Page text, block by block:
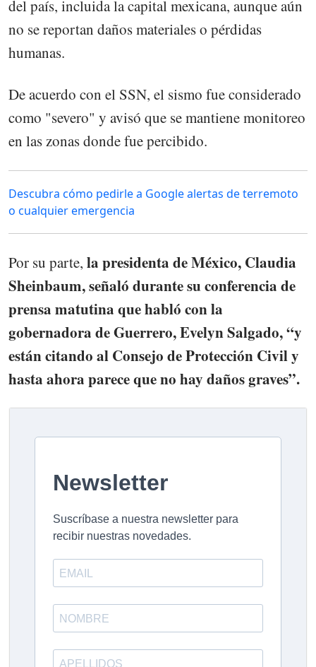
del país, incluida la capital mexicana, aunque aún
no se reportan daños materiales o pérdidas
humanas.
De acuerdo con el SSN, el sismo fue considerado
como "severo" y avisó que se mantiene monitoreo
en las zonas donde fue percibido.
Descubra cómo pedirle a Google alertas de terremoto
o cualquier emergencia
Por su parte, la presidenta de México, Claudia
Sheinbaum, señaló durante su conferencia de
prensa matutina que habló con la
gobernadora de Guerrero, Evelyn Salgado, “y
están citando al Consejo de Protección Civil y
hasta ahora parece que no hay daños graves”.